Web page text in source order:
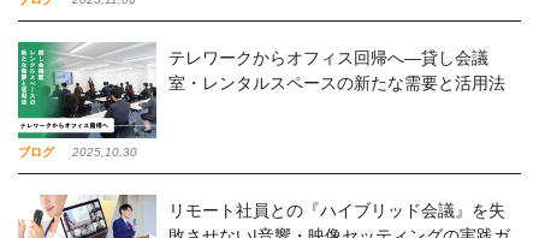
ブログ 2025,10,30
テレワークからオフィス回帰へ―貸し会議
室・レンタルスペースの新たな需要と活用法
リモート社員との『ハイブリッド会議』を失